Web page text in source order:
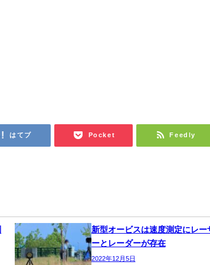
はてブ Pocket Feedly
新型オービスは速度測定にレー
ーとレーダーが存在
2022年12月5日